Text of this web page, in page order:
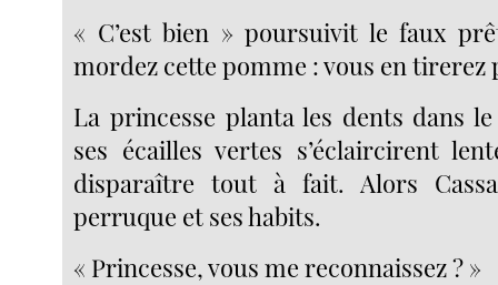
« C’est bien » poursuivit le faux
mordez cette pomme : vous en tirerez
La princesse planta les dents dans
ses écailles vertes s’éclaircirent
disparaître tout à fait. Alors
perruque et ses habits.
« Princesse, vous me reconnaissez ? »